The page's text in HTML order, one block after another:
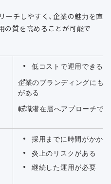
ーチしやすく、企業の魅力を直
の質を高めることが可能で
低コストで運用できる
企業のブランディングにも
がある
転職潜在層へアプローチで
採用までに時間がかかる
炎上のリスクがある
継続した運用が必要